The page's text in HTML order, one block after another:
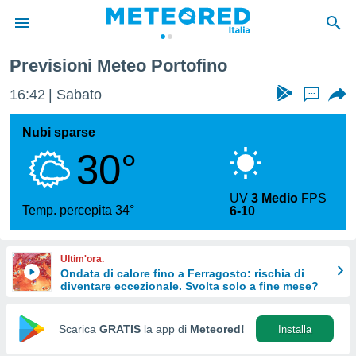
di
per
le
di
Web
Previsioni Meteo Portofino
16:42 Sabato ...
Nubi sparse
30°
Temp. percepita 34°
UV3 Medio FPS
6-10
Ultim'ora.
Ondata di calore fino a Ferragosto: rischia di
diventare eccezionale. Svolta solo a fine mese?
Scarica GRATIS la app di Meteored! Installa